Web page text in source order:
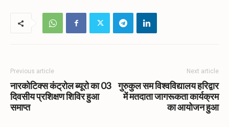
Previous article
नारकोटिक्स कंट्रोल ब्यूरो का 03
दिवसीय प्रशिक्षण शिविर हुआ
समाप्त
Next article
गुरुकुल सम विश्वविद्यालय हरिद्वार
में मतदाता जागरूकता कार्यक्रम
का आयोजन हुआ